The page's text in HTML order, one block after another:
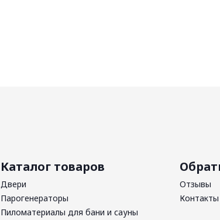
Каталог товаров
Двери
Парогенераторы
Пиломатериалы для бани и сауны
Отзывы
Контакты